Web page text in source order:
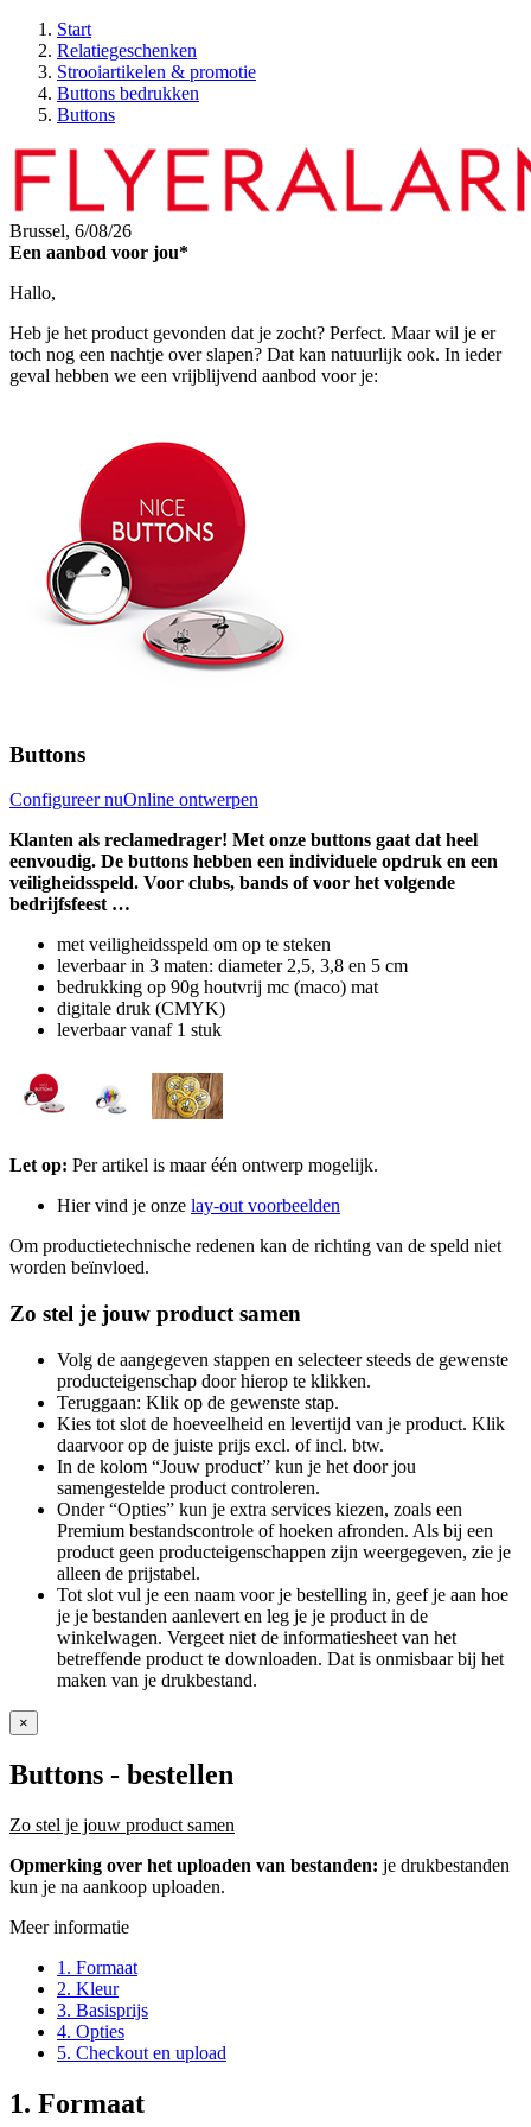
Start
Relatiegeschenken
Strooiartikelen & promotie
Buttons bedrukken
Buttons
Brussel, 6/08/26
Een aanbod voor jou*
Hallo,
Heb je het product gevonden dat je zocht? Perfect. Maar wil je er
toch nog een nachtje over slapen? Dat kan natuurlijk ook. In ieder
geval hebben we een vrijblijvend aanbod voor je:
Buttons
Configureer nuOnline ontwerpen
Klanten als reclamedrager! Met onze buttons gaat dat heel
eenvoudig. De buttons hebben een individuele opdruk en een
veiligheidsspeld. Voor clubs, bands of voor het volgende
bedrijfsfeest …
met veiligheidsspeld om op te steken
leverbaar in 3 maten: diameter 2,5, 3,8 en 5 cm
bedrukking op 90g houtvrij mc (maco) mat
digitale druk (CMYK)
leverbaar vanaf 1 stuk
Let op: Per artikel is maar één ontwerp mogelijk.
Hier vind je onze lay-out voorbeelden
Om productietechnische redenen kan de richting van de speld niet
worden beïnvloed.
Zo stel je jouw product samen
Volg de aangegeven stappen en selecteer steeds de gewenste
producteigenschap door hierop te klikken.
Teruggaan: Klik op de gewenste stap.
Kies tot slot de hoeveelheid en levertijd van je product. Klik
daarvoor op de juiste prijs excl. of incl. btw.
In de kolom “Jouw product” kun je het door jou
samengestelde product controleren.
Onder “Opties” kun je extra services kiezen, zoals een
Premium bestandscontrole of hoeken afronden. Als bij een
product geen producteigenschappen zijn weergegeven, zie je
alleen de prijstabel.
Tot slot vul je een naam voor je bestelling in, geef je aan hoe
je je bestanden aanlevert en leg je je product in de
winkelwagen. Vergeet niet de informatiesheet van het
betreffende product te downloaden. Dat is onmisbaar bij het
maken van je drukbestand.
×
Buttons - bestellen
Zo stel je jouw product samen
Opmerking over het uploaden van bestanden: je drukbestanden
kun je na aankoop uploaden.
Meer informatie
1. Formaat
2. Kleur
3. Basisprijs
4. Opties
5. Checkout en upload
1. Formaat